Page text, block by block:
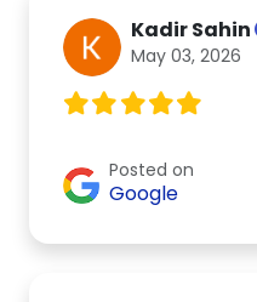
Kadir Sahin
May 03, 2026
Posted on
Google